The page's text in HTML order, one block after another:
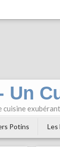
Un
cuisine
Potins Les